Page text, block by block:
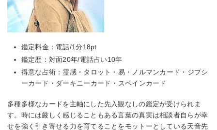
鑑定料金：電話/1分18pt
鑑定歴：対面20年/電話占い10年
得意な占術：霊感・タロット・易・ノルマンカード・ジプシ
ーカード・ダーキニーカード・スペインカード
多種多様なカードを主軸にした先入観なしの鑑定が受けられま
す。時には厳しく感じることもある言葉の真実は相談者自らが幸
せを強く引き寄せる力を育てることをモットーとしている天音先